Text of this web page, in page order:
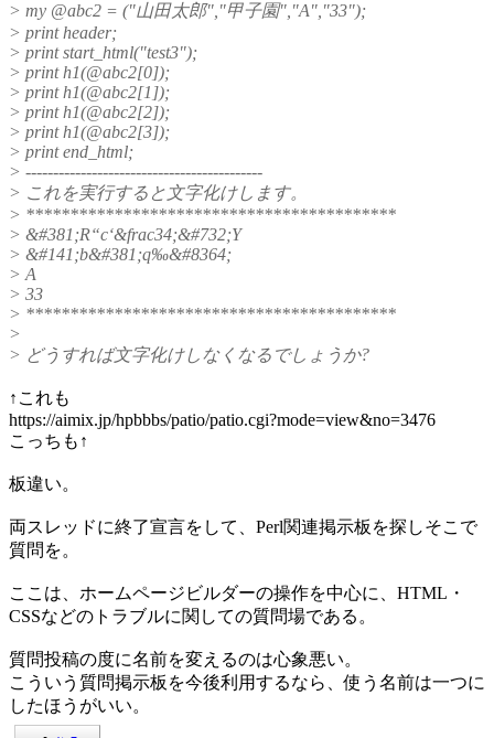
> my @abc2 = ("山田太郎","甲子園","A","33");
> print header;
> print start_html("test3");
> print h1(@abc2[0]);
> print h1(@abc2[1]);
> print h1(@abc2[2]);
> print h1(@abc2[3]);
> print end_html;
> -------------------------------------------
> これを実行すると文字化けします。
> ******************************************
> &#381;R“c‘&frac34;&#732;Y
> &#141;b&#381;q‰&#8364;
> A
> 33
> ******************************************
>
> どうすれば文字化けしなくなるでしょうか?
↑これも
https://aimix.jp/hpbbbs/patio/patio.cgi?mode=view&no=3476
こっちも↑
板違い。
両スレッドに終了宣言をして、Perl関連掲示板を探しそこで
質問を。
ここは、ホームページビルダーの操作を中心に、HTML・
CSSなどのトラブルに関しての質問場である。
質問投稿の度に名前を変えるのは心象悪い。
こういう質問掲示板を今後利用するなら、使う名前は一つに
したほうがいい。